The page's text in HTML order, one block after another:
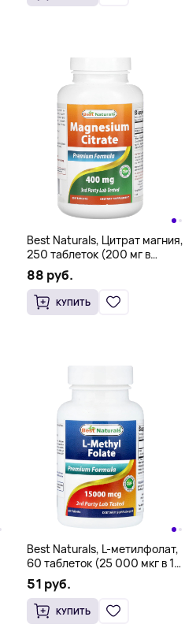
Best Naturals, Цитрат магния,
250 таблеток (200 мг в
каждой таблетке)
88 руб.
КУПИТЬ
Best Naturals, L-метилфолат,
60 таблеток (25 000 мкг в 1
таблетке)
51 руб.
КУПИТЬ